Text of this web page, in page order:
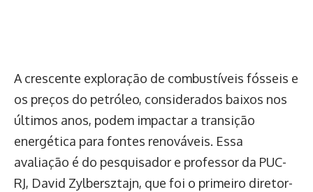
A crescente exploração de combustíveis fósseis e
os preços do petróleo, considerados baixos nos
últimos anos, podem impactar a transição
energética para fontes renováveis. Essa
avaliação é do pesquisador e professor da PUC-
RJ, David Zylbersztajn, que foi o primeiro diretor-